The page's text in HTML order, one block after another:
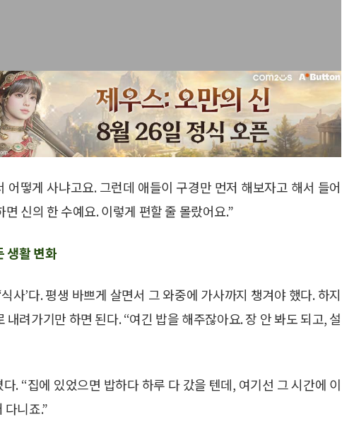
어떻게 사냐고요. 그런데 애들이 구경만 먼저 해보자고 해서 들어
신의 한 수예요. 이렇게 편할 줄 몰랐어요.”
생활 변화
사’다. 평생 바쁘게 살면서 그 와중에 가사까지 챙겨야 했다. 하지
려가기만 하면 된다. “여긴 밥을 해주잖아요. 장 안 봐도 되고, 설
. “집에 있었으면 밥하다 하루 다 갔을 텐데, 여기선 그 시간에 이
니죠.”